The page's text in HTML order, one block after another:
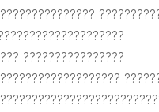
????????????????